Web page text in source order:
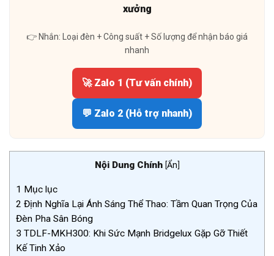
xưởng
👉 Nhắn: Loại đèn + Công suất + Số lượng để nhận báo giá
nhanh
🚀 Zalo 1 (Tư vấn chính)
💬 Zalo 2 (Hỗ trợ nhanh)
Nội Dung Chính [Ẩn]
1 Mục lục
2 Định Nghĩa Lại Ánh Sáng Thể Thao: Tầm Quan Trọng Của
Đèn Pha Sân Bóng
3 TDLF-MKH300: Khi Sức Mạnh Bridgelux Gặp Gỡ Thiết
Kế Tinh Xảo